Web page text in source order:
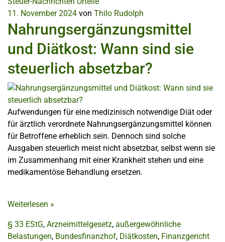
11. November 2024 von Thilo Rudolph
Nahrungsergänzungsmittel
und Diätkost: Wann sind sie
steuerlich absetzbar?
Aufwendungen für eine medizinisch notwendige Diät oder
für ärztlich verordnete Nahrungsergänzungsmittel können
für Betroffene erheblich sein. Dennoch sind solche
Ausgaben steuerlich meist nicht absetzbar, selbst wenn sie
im Zusammenhang mit einer Krankheit stehen und eine
medikamentöse Behandlung ersetzen.
Weiterlesen »
§ 33 EStG, Arzneimittelgesetz, außergewöhnliche
Belastungen, Bundesfinanzhof, Diätkosten, Finanzgericht